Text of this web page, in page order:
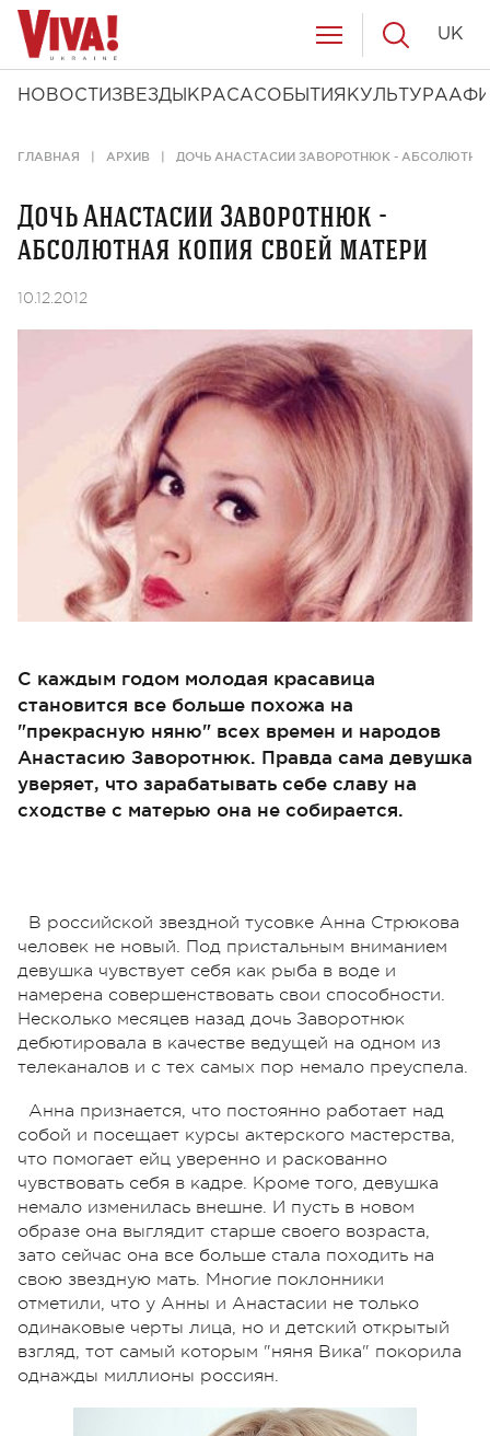
НОВОСТИ ЗВЕЗДЫ КРАСАСОБЫТИЯ КУЛЬТУРА
UK
ГЛАВНАЯ АРХИВ ДОЧЬ АНАСТАСИИ ЗАВОРОТНЮК -
Дочь Анастасии Заворотнюк -
абсолютная копия своей матери
10.12.2012
С каждым годом молодая красавица
становится все больше похожа на
"прекрасную няню" всех времен и народов
Анастасию Заворотнюк. Правда сама девушка
уверяет, что зарабатывать себе славу на
сходстве с матерью она не собирается.
В российской звездной тусовке Анна Стрюкова
человек не новый. Под пристальным вниманием
девушка чувствует себя как рыба в воде и
намерена совершенствовать свои способности.
Несколько месяцев назад дочь Заворотнюк
дебютировала в качестве ведущей на одном из
телеканалов и с тех самых пор немало преуспела.
Анна признается, что постоянно работает над
собой и посещает курсы актерского мастерства,
что помогает ейц уверенно и раскованно
чувствовать себя в кадре. Кроме того, девушка
немало изменилась внешне. И пусть в новом
образе она выглядит старше своего возраста,
зато сейчас она все больше стала походить на
свою звездную мать. Многие поклонники
отметили, что у Анны и Анастасии не только
одинаковые черты лица, но и детский открытый
взгляд, тот самый которым "няня Вика" покорила
однажды миллионы россиян.